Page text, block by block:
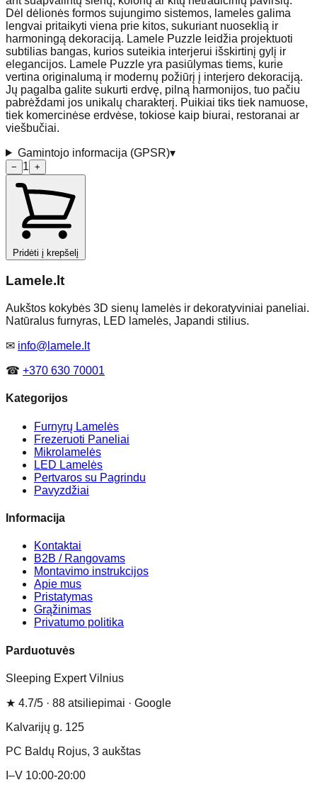
Dėl dėlionės formos sujungimo sistemos, lameles galima
lengvai pritaikyti viena prie kitos, sukuriant nuoseklią ir
harmoningą dekoraciją. Lamele Puzzle leidžia projektuoti
subtilias bangas, kurios suteikia interjerui išskirtinį gylį ir
elegancijos. Lamele Puzzle yra pasiūlymas tiems, kurie
vertina originalumą ir modernų požiūrį į interjero dekoraciją.
Jų pagalba galite sukurti erdvę, pilną harmonijos, tuo pačiu
pabrėždami jos unikalų charakterį. Puikiai tiks tiek namuose,
tiek komercinėse erdvėse, tokiose kaip biurai, restoranai ar
viešbučiai.
Gamintojo informacija (GPSR)▾
− 1 +
Pridėti į krepšelį
Lamele.lt
Aukštos kokybės 3D sienų lamelės ir dekoratyviniai paneliai.
Natūralus furnyras, LED lamelės, Japandi stilius.
✉ info@lamele.lt
☎ +370 630 70001
Kategorijos
Furnyrų Lamelės
Frezeruoti Paneliai
Mikrolamelės
LED Lamelės
Pertvaros su Pagrindu
Pavyzdžiai
Informacija
Kontaktai
B2B / Rangovams
Montavimo instrukcijos
Apie mus
Pristatymas
Grąžinimas
Privatumo politika
Parduotuvės
Sleeping Expert Vilnius
★ 4.7/5 · 88 atsiliepimai · Google
Kalvarijų g. 125
PC Baldų Rojus, 3 aukštas
I–V 10:00-20:00